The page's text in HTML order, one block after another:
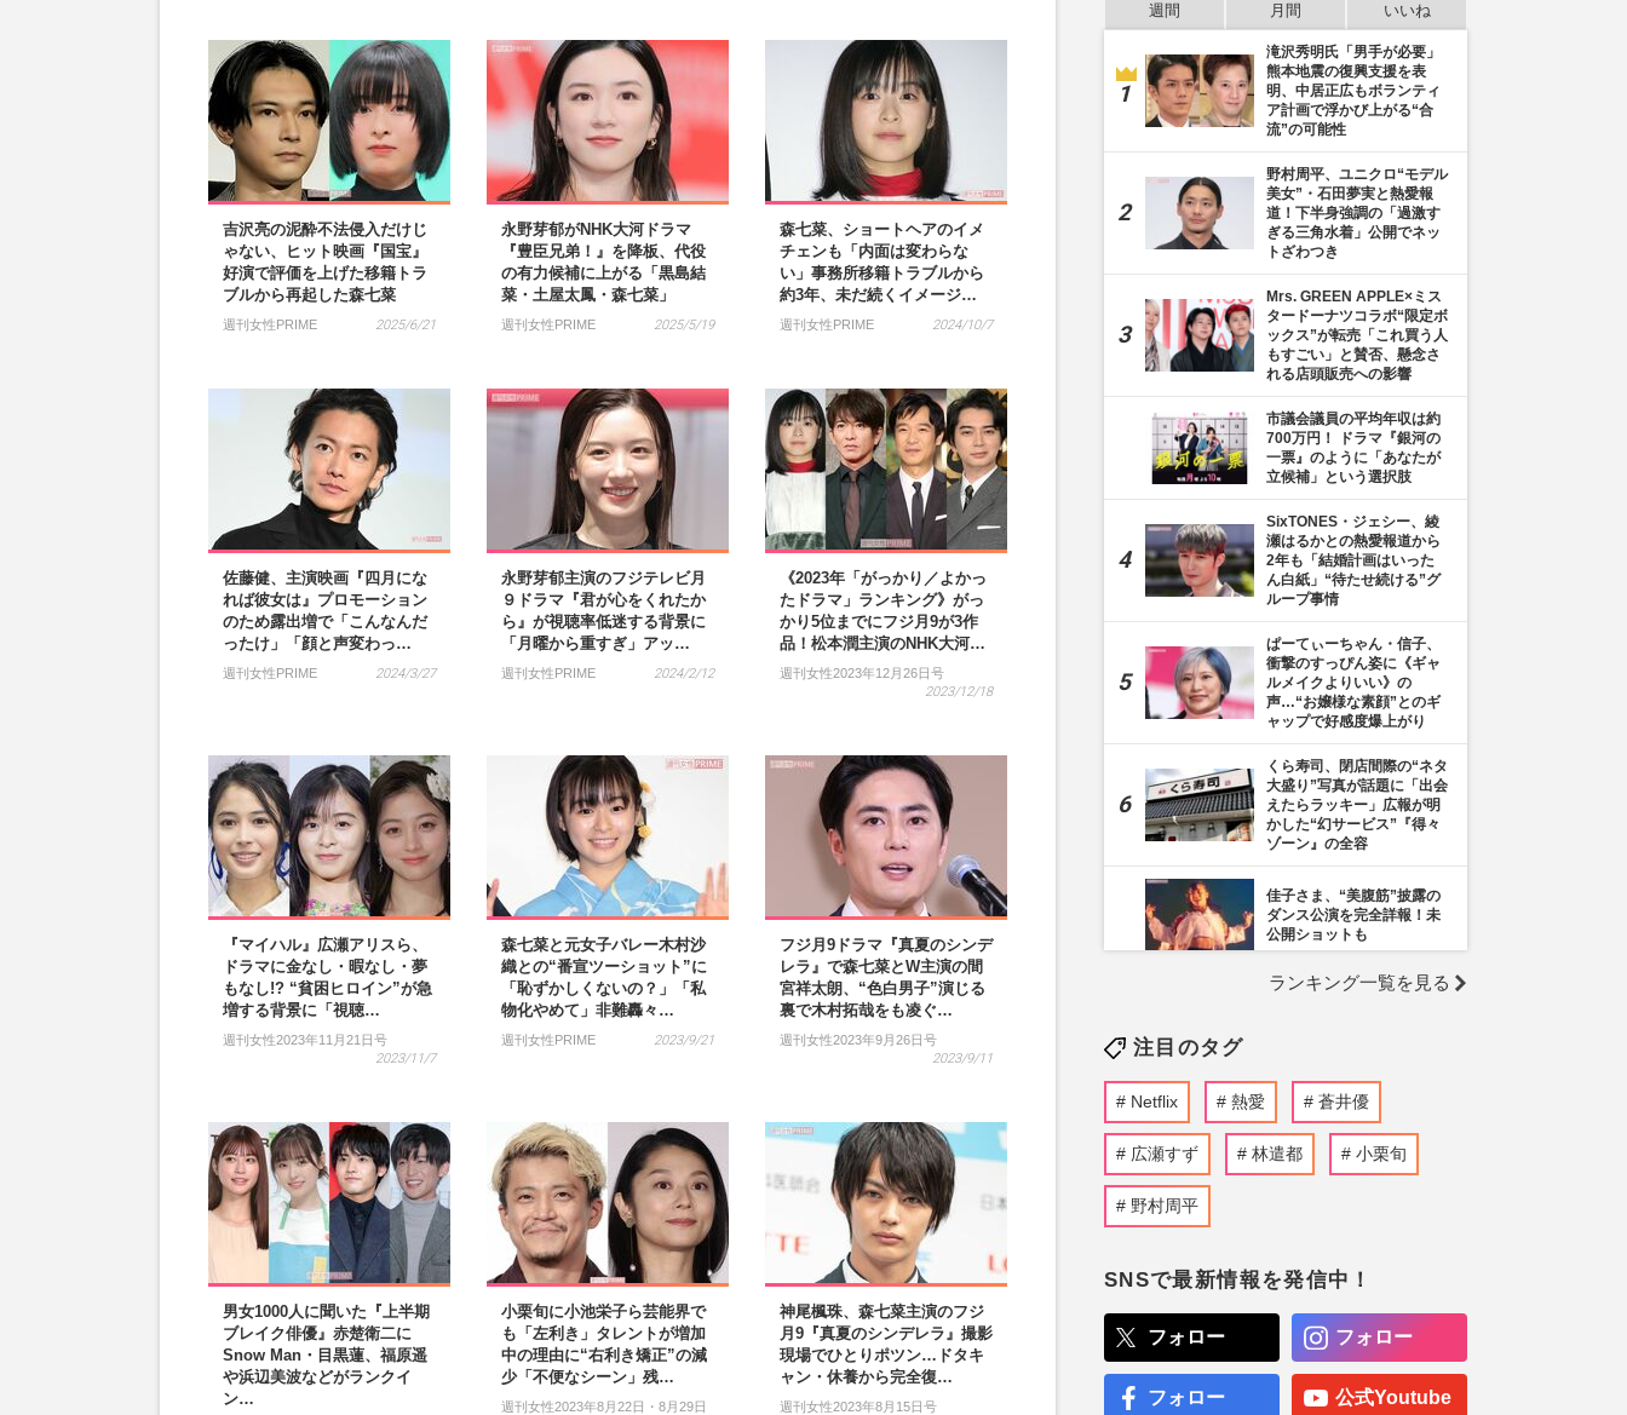
吉沢亮の泥酔不法侵入だけじ
ゃない、ヒット映画『国宝』
好演で評価を上げた移籍トラ
ブルから再起した森七菜
週刊女性PRIME 2025/6/21
永野芽郁がNHK大河ドラマ
『豊臣兄弟！』を降板、代役
の有力候補に上がる「黒島結
菜・土屋太鳳・森七菜」
週刊女性PRIME 2025/5/19
森七菜、ショートヘアのイメ
チェンも「内面は変わらな
い」事務所移籍トラブルから
約3年、未だ続くイメージ…
週刊女性PRIME 2024/10/7
佐藤健、主演映画『四月にな
れば彼女は』プロモーション
のため露出増で「こんなんだ
ったけ」「顔と声変わっ…
週刊女性PRIME 2024/3/27
永野芽郁主演のフジテレビ月
９ドラマ『君が心をくれたか
ら』が視聴率低迷する背景に
「月曜から重すぎ」アッ…
週刊女性PRIME 2024/2/12
《2023年「がっかり／よかっ
たドラマ」ランキング》がっ
かり5位までにフジ月9が3作
品！松本潤主演のNHK大河…
週刊女性2023年12月26日号
2023/12/18
『マイハル』広瀬アリスら、
ドラマに金なし・暇なし・夢
もなし!? “貧困ヒロイン”が急
増する背景に「視聴…
週刊女性2023年11月21日号
2023/11/7
森七菜と元女子バレー木村沙
織との“番宣ツーショット”に
「恥ずかしくないの？」「私
物化やめて」非難轟々…
週刊女性PRIME 2023/9/21
フジ月9ドラマ『真夏のシンデ
レラ』で森七菜とW主演の間
宮祥太朗、“色白男子”演じる
裏で木村拓哉をも凌ぐ…
週刊女性2023年9月26日号
2023/9/11
男女1000人に聞いた『上半期
ブレイク俳優』赤楚衛二に
Snow Man・目黒蓮、福原遥
や浜辺美波などがランクイ
ン…
小栗旬に小池栄子ら芸能界で
も「左利き」タレントが増加
中の理由に“右利き矯正”の減
少「不便なシーン」残…
週刊女性2023年8月22日・8月29日
神尾楓珠、森七菜主演のフジ
月9『真夏のシンデレラ』撮影
現場でひとりポツン…ドタキ
ャン・休養から完全復…
週刊女性2023年8月15日号
週間 月間 いいね
滝沢秀明氏「男手が必要」
熊本地震の復興支援を表
明、中居正広もボランティ
ア計画で浮かび上がる“合
流”の可能性
野村周平、ユニクロ“モデル
美女”・石田夢実と熱愛報
道！下半身強調の「過激す
ぎる三角水着」公開でネッ
トざわつき
Mrs. GREEN APPLE×ミス
タードーナツコラボ“限定ボ
ックス”が転売「これ買う人
もすごい」と賛否、懸念さ
れる店頭販売への影響
市議会議員の平均年収は約
700万円！ ドラマ『銀河の
一票』のように「あなたが
立候補」という選択肢
SixTONES・ジェシー、綾
瀬はるかとの熱愛報道から
2年も「結婚計画はいった
ん白紙」“待たせ続ける”グ
ループ事情
ぱーてぃーちゃん・信子、
衝撃のすっぴん姿に《ギャ
ルメイクよりいい》の
声…“お嬢様な素顔”とのギ
ャップで好感度爆上がり
くら寿司、閉店間際の“ネタ
大盛り”写真が話題に「出会
えたらラッキー」広報が明
かした“幻サービス”『得々
ゾーン』の全容
佳子さま、“美腹筋”披露の
ダンス公演を完全詳報！未
公開ショットも
《千葉市》路上喫煙「禁止
『映画ちいかわ』のストー
リーに波紋！“わかりやすい
猛毒”投入ダメージを受ける
大人が大量発生、“子ども向
け作品”にハマる理由
野望
『映画ちいかわ 人魚の島の
ひみつ』入場者特典第2弾
にボンボンドロップシール
配布、“ファン以外”も飛び
ついた第1弾と衝撃のラス
ランキング一覧を見る
注目のタグ
Netflix 熱愛 蒼井優
広瀬すず 林遣都 小栗旬
野村周平
SNSで最新情報を発信中！
フォロー フォロー
フォロー 公式Youtube